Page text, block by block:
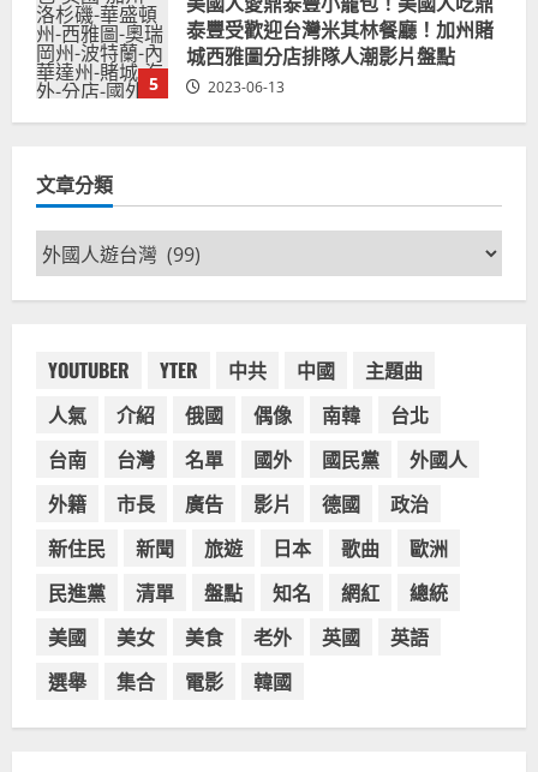
1
拜登喝珍奶！美國總統喝珍珠奶茶！
造訪賭城拉斯維加斯波霸奶茶店！
2024-02-06
2024-01-27
方影片！日出茶太CHATIME澳洲限定
2023-08-03
4
波蘭人愛喝珍奶！珍珠奶茶店在波蘭
受歡迎，波霸奶茶門市顧客大排長
龍，網紅宣傳華沙珍奶店人潮多
2023-07-15
台灣餐飲在全球
美國人愛鼎泰豐小籠包！美國人吃鼎
泰豐受歡迎台灣米其林餐廳！加州賭
城西雅圖分店排隊人潮影片盤點
文章分類
文
章
分
YOUTUBER YTER 中共 中國
主題曲
人氣
介紹 俄國 偶像 南韓
台北
台南
台灣 名單 國外 國民黨
外國人
外籍
市長 廣告 影片 德國
政治
新住民
新聞 旅遊 日本 歌曲
歐洲
民進黨
清單 盤點 知名 網紅
總統
美國
美女 美食 老外 英國
英語
選舉
集合 電影 韓國